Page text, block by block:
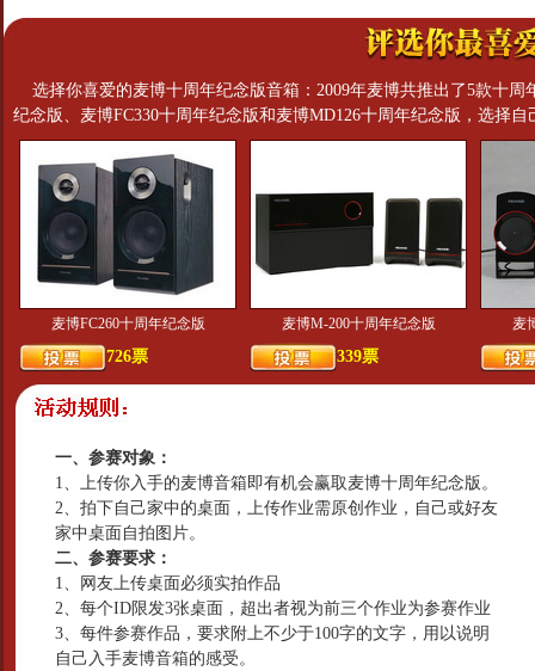
选择你喜爱的麦博十周年纪念版音箱：2009年麦博共推出了5款十周
纪念版、麦博FC330十周年纪念版和麦博MD126十周年纪念版，选择
麦博FC260十周年纪念版
726票
麦博M-200十周年纪念版
339票
麦
一、参赛对象：
1、上传你入手的麦博音箱即有机会赢取麦博十周年纪念版。
2、拍下自己家中的桌面，上传作业需原创作业，自己或好友
家中桌面自拍图片。
二、参赛要求：
1、网友上传桌面必须实拍作品
2、每个ID限发3张桌面，超出者视为前三个作业为参赛作业
3、每件参赛作品，要求附上不少于100字的文字，用以说明
自己入手麦博音箱的感受。